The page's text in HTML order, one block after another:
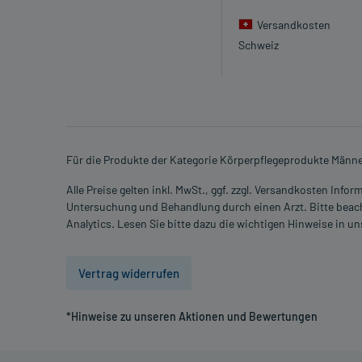
- Entzündung der Haut durch Chemikalien/Reize
- Hautentzündung mit Juckreiz und Rötung (Ekzem)
- Sonnenbrand
- Rötung des Augenlids
Ihren Arzt oder Apotheker.
Versandkosten
Schweiz
Für die Produkte der Kategorie Körperpflegeprodukte
Alle Preise gelten inkl. MwSt., ggf. zzgl. Versandkosten
Untersuchung und Behandlung durch einen Arzt. Bitte
Analytics. Lesen Sie bitte dazu die wichtigen Hinweise in
Vertrag widerrufen
*Hinweise zu unseren Aktionen und Bewertungen